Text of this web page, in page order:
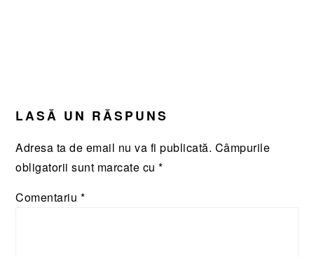
LASĂ UN RĂSPUNS
Adresa ta de email nu va fi publicată. Câmpurile
obligatorii sunt marcate cu*
Comentariu *